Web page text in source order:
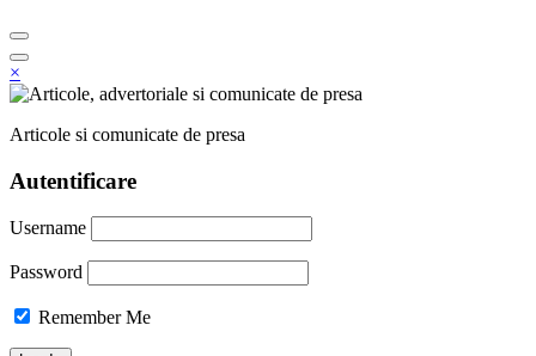
×
Articole si comunicate de presa
Autentificare
Username
Password
Remember Me